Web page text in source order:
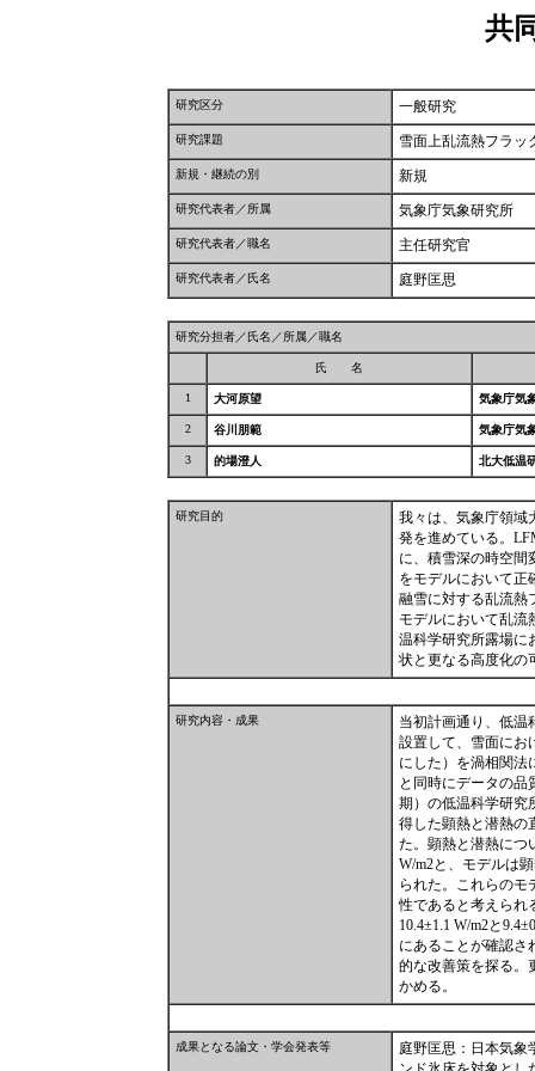
共
研究区分 一般研究
研究課題 雪面上乱流熱フラッ
新規・継続の別 新規
研究代表者／所属 気象庁気象研究所
研究代表者／職名 主任研究官
研究代表者／氏名 庭野匡思
研究分担者／氏名／所属／職名
氏 名
1 大河原望 気象庁気
2 谷川朋範 気象庁気
3 的場澄人 北大低温
研究目的
我々は、気象庁領域
発を進めている。
に、積雪深の時空間
をモデルにおいて正
融雪に対する乱流熱
モデルにおいて乱流
温科学研究所露場に
状と更なる高度化の
研究内容・成果
当初計画通り、低温
設置して、雪面にお
にした）を渦相関法
と同時にデータの品
期）の低温科学研究
得した顕熱と潜熱の
た。顕熱と潜熱につ
W/m2と、モデルは
られた。これらの
性であると考えられ
10.4±1.1 W/m2と
にあることが確認さ
的な改善策を探る。
かめる。
成果となる論文・学会発表等
庭野匡思：日本気象